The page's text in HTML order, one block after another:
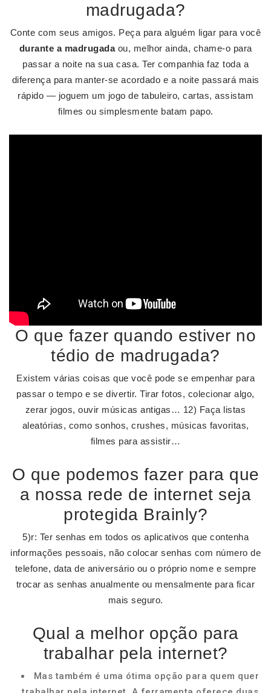
madrugada?
Conte com seus amigos. Peça para alguém ligar para você
durante a madrugadaou, melhor ainda, chame-o para
passar a noite na sua casa. Ter companhia faz toda a
diferença para manter-se acordado e a noite passará mais
rápido — joguem um jogo de tabuleiro, cartas, assistam
filmes ou simplesmente batam papo.
O que fazer quando estiver no
tédio de madrugada?
Existem várias coisas que você pode se empenhar para
passar o tempo e se divertir. Tirar fotos, colecionar algo,
zerar jogos, ouvir músicas antigas… 12) Faça listas
aleatórias, como sonhos, crushes, músicas favoritas,
filmes para assistir…
O que podemos fazer para que
a nossa rede de internet seja
protegida Brainly?
5)r: Ter senhas em todos os aplicativos que contenha
informações pessoais, não colocar senhas com número de
telefone, data de aniversário ou o próprio nome e sempre
trocar as senhas anualmente ou mensalmente para ficar
mais seguro.
Qual a melhor opção para
trabalhar pela internet?
Mas também é uma ótima opção para quem quer